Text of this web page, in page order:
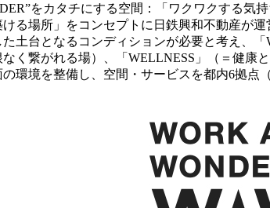
をカタチにする空間：「ワクワクする気
る場所」をコンセプトに日鉄興和不動産が
土台となるコンディションが必要と考え、
く繋がれる場）、「WELLNESS」（＝健康
環境を整備し、空間・サービスを都内6拠点